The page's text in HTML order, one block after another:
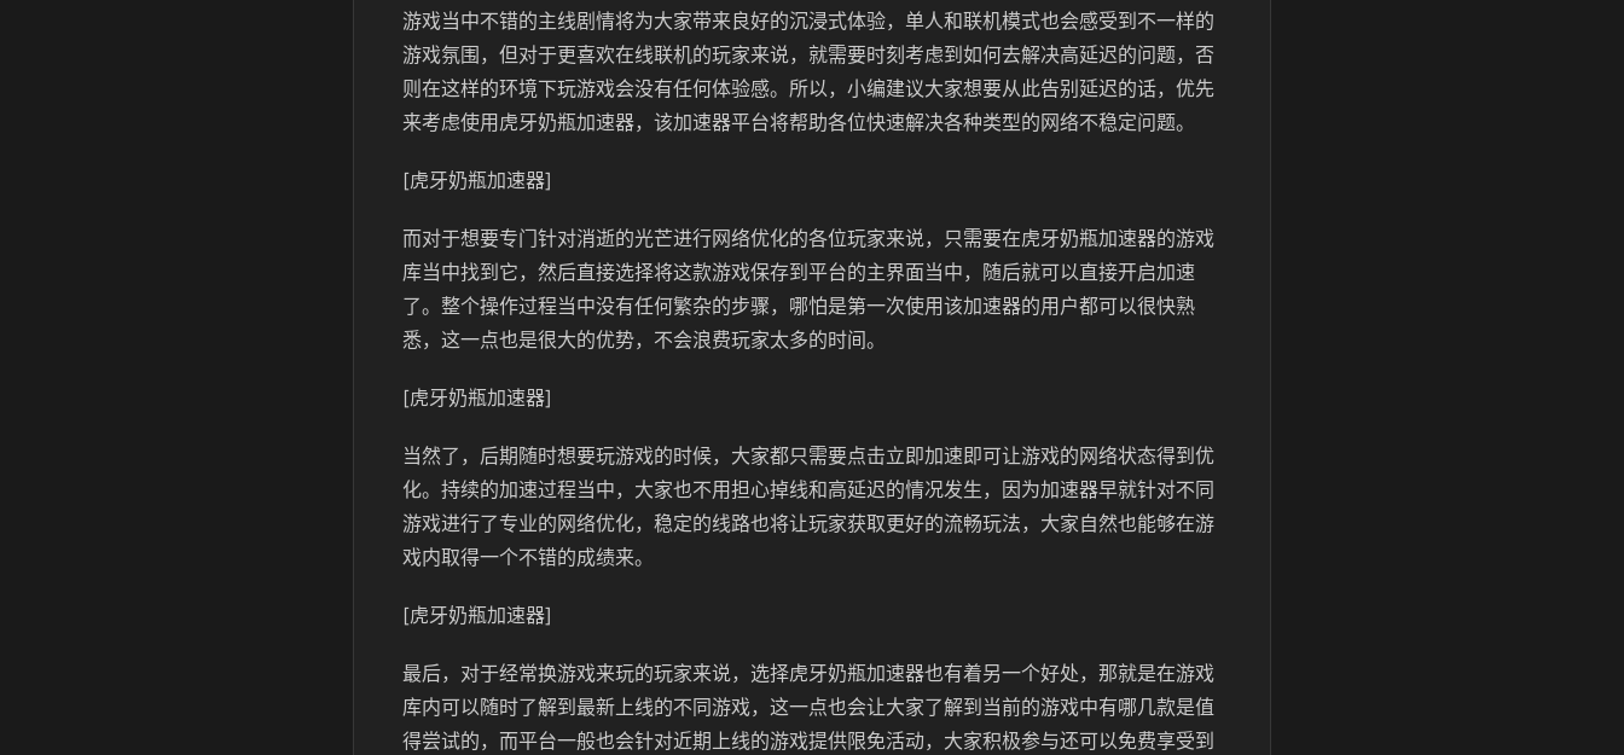
游戏当中不错的主线剧情将为大家带来良好的沉浸式体验，单人和联机模式也会感受到不一样的
游戏氛围，但对于更喜欢在线联机的玩家来说，就需要时刻考虑到如何去解决高延迟的问题，否
则在这样的环境下玩游戏会没有任何体验感。所以，小编建议大家想要从此告别延迟的话，优先
来考虑使用虎牙奶瓶加速器，该加速器平台将帮助各位快速解决各种类型的网络不稳定问题。
[虎牙奶瓶加速器]
而对于想要专门针对消逝的光芒进行网络优化的各位玩家来说，只需要在虎牙奶瓶加速器的游戏
库当中找到它，然后直接选择将这款游戏保存到平台的主界面当中，随后就可以直接开启加速
了。整个操作过程当中没有任何繁杂的步骤，哪怕是第一次使用该加速器的用户都可以很快熟
悉，这一点也是很大的优势，不会浪费玩家太多的时间。
[虎牙奶瓶加速器]
当然了，后期随时想要玩游戏的时候，大家都只需要点击立即加速即可让游戏的网络状态得到优
化。持续的加速过程当中，大家也不用担心掉线和高延迟的情况发生，因为加速器早就针对不同
游戏进行了专业的网络优化，稳定的线路也将让玩家获取更好的流畅玩法，大家自然也能够在游
戏内取得一个不错的成绩来。
[虎牙奶瓶加速器]
最后，对于经常换游戏来玩的玩家来说，选择虎牙奶瓶加速器也有着另一个好处，那就是在游戏
库内可以随时了解到最新上线的不同游戏，这一点也会让大家了解到当前的游戏中有哪几款是值
得尝试的，而平台一般也会针对近期上线的游戏提供限免活动，大家积极参与还可以免费享受到